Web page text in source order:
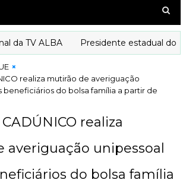
TV ALBA Presidente estadual do PT
realiza mutirão de averiguação
beneficiários do bolsa família a partir de
realiza
averiguação unipessoal
do bolsa família